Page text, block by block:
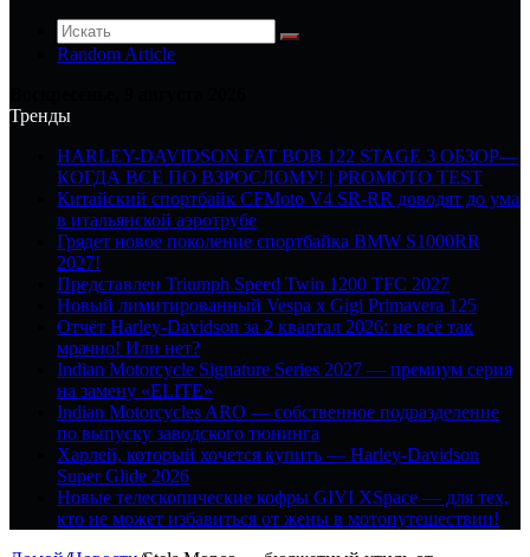
Random Article
Тренды
HARLEY-DAVIDSON FAT BOB 122 STAGE 3 ОБЗОР—
КОГДА ВСЕ ПО ВЗРОСЛОМУ! | PROMOTO TEST
Китайский спортбайк CFMoto V4 SR-RR доводят до ума
в итальянской аэротрубе
Грядет новое поколение спортбайка BMW S1000RR
2027!
Представлен Triumph Speed Twin 1200 TFC 2027
Новый лимитированный Vespa x Gigi Primavera 125
Отчёт Harley-Davidson за 2 квартал 2026: не всё так
мрачно! Или нет?
Indian Motorcycle Signature Series 2027 — премиум серия
на замену «ELITE»
Indian Motorcycles ARO — собственное подразделение
по выпуску заводского тюнинга
Харлей, который хочется купить — Harley-Davidson
Super Glide 2026
Новые телескопические кофры GIVI XSpace — для тех,
кто не может избавиться от жены в мотопутешествии!